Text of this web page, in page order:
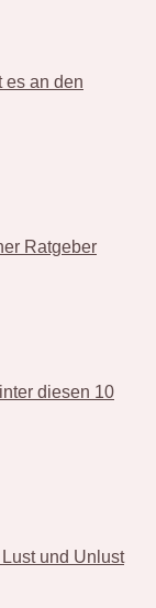
es an den
Ratgeber
diesen 10
und Unlust